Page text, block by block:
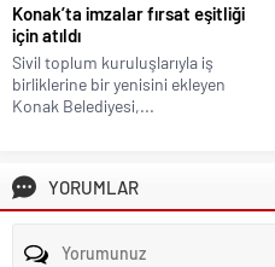
Konak’ta imzalar fırsat eşitliği
için atıldı
Sivil toplum kuruluşlarıyla iş
birliklerine bir yenisini ekleyen
Konak Belediyesi,...
YORUMLAR